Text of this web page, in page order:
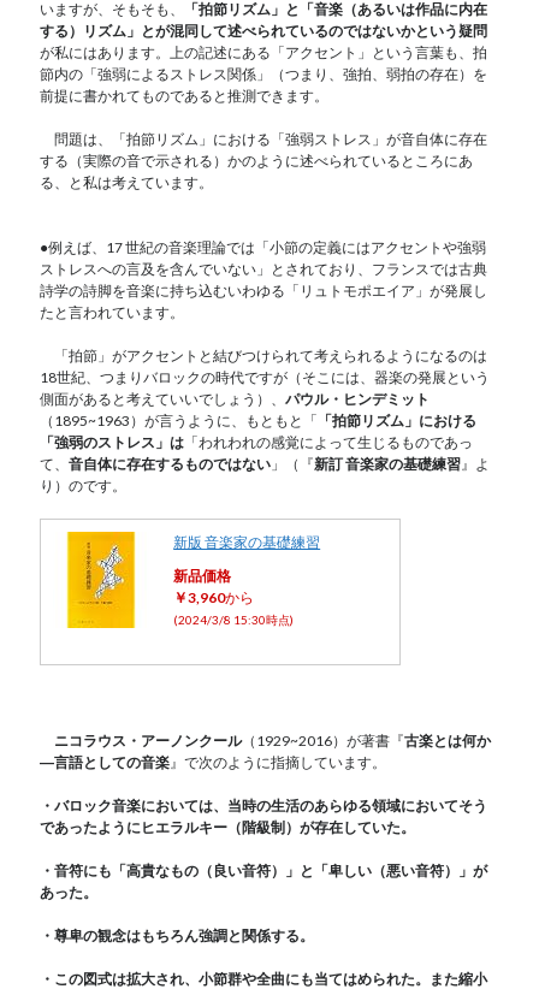
いますが、そもそも、
「拍節リズム」と「音楽（あるいは作品に内在
する）リズム」とが混同して述べられているのではないかという疑問
が私にはあります。上の記述にある「アクセント」という言葉も、拍
節内の「強弱によるストレス関係」（つまり、強拍、弱拍の存在）を
前提に書かれてものであると推測できます。
問題は、「拍節リズム」における「強弱ストレス」が音自体に存在
する（実際の音で示される）かのように述べられているところにあ
る、と私は考えています。
●例えば、17 世紀の⾳楽理論では「⼩節の定義にはアクセントや強弱
ストレスへの⾔及を含んでいない」とされており、フランスでは古典
詩学の詩脚を⾳楽に持ち込むいわゆる「リュトモポエイア」が発展し
たと⾔われています。
「拍節」がアクセントと結びつけられて考えられるようになるのは
18世紀、つまりバロックの時代ですが（そこには、器楽の発展という
側面があると考えていいでしょう）、パウル・ヒンデミット
（1895~1963）が言うように、もともと「 「拍節リズム」における
「強弱のストレス」は 「われわれの感覚によって⽣じるものであっ
て、⾳⾃体に存在するものではない 」（『新訂 音楽家の基礎練習』よ
り）のです。
新版 音楽家の基礎練習
新品価格
￥3,960から
(2024/3/8 15:30時点)
ニコラウス・アーノンクール（1929~2016）が著書『古楽とは何か
―言語としての音楽』で次のように指摘しています。
・バロック⾳楽においては、当時の⽣活のあらゆる領域においてそう
であったようにヒエラルキー（階級制）が存在していた。
・⾳符にも「⾼貴なもの（良い⾳符）」と「卑しい（悪い⾳符）」が
あった。
・尊卑の観念はもちろん強調と関係する。
・この図式は拡⼤され、⼩節群や全曲にも当てはめられた。また縮⼩